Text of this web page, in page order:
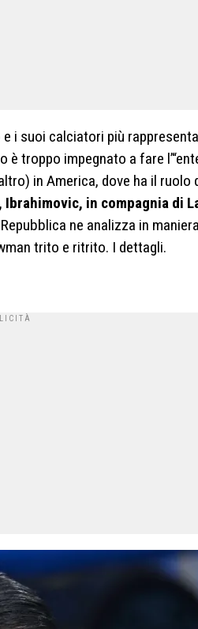
i suoi calciatori più
troppo impegnato a fare
in America, dove ha il ruolo
Ibrahimovic, in compagnia di
ne analizza in
trito e ritrito. I dettagli.